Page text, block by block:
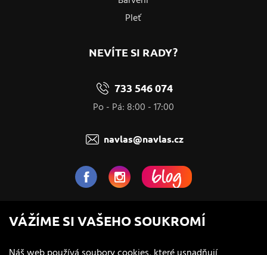
Pleť
NEVÍTE SI RADY?
733 546 074
Po - Pá: 8:00 - 17:00
navlas@navlas.cz
NaVlas.cz - Vlasová kosmetika
provozovatel e-shopu a prodejen
VÁŽÍME SI VAŠEHO SOUKROMÍ